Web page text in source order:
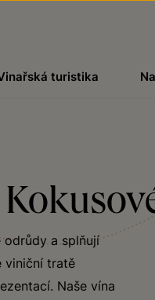
turistika
odrůdy a splňují
viniční tratě
Naše vína